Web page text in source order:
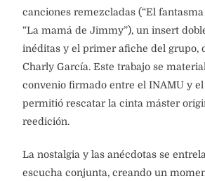
canciones remezcladas (“El
“La mamá de Jimmy”), un insert
inéditas y el primer afiche del grupo,
Charly García. Este trabajo se
convenio firmado entre el INAMU y el
permitió rescatar la cinta máster
reedición.
La nostalgia y las anécdotas se
escucha conjunta, creando un